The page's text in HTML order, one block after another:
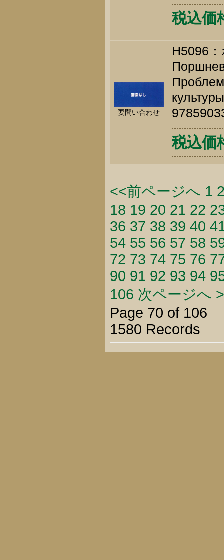
税込価
要問い合わせ
H5096
税込価
<<前ページへ 1
18 19 20 21 22
36 37 38 39 40
54 55 56 57 58
72 73 74 75 76
90 91 92 93 94
106 次ページへ
Page 70 of 106
1580 Records